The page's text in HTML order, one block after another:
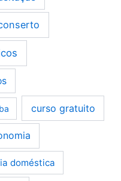
curso gratuito
doméstica